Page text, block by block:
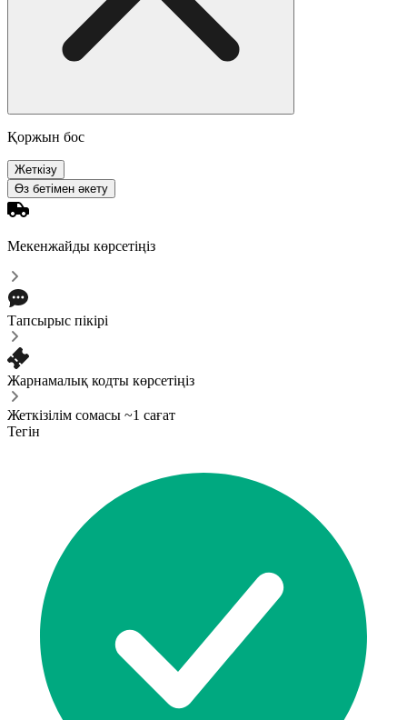
Қоржын бос
Жеткізу
Өз бетімен әкету
Мекенжайды көрсетіңіз
Тапсырыс пікірі
Жарнамалық кодты көрсетіңіз
Жеткізілім сомасы ~1 сағат
Тегін